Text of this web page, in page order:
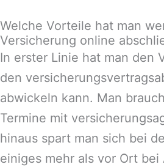
Welche Vorteile hat man
Versicherung online
In erster Linie hat man den
den
abwickeln kann. Man
Termine mit
hinaus spart man sich bei
einiges mehr als vor Ort bei